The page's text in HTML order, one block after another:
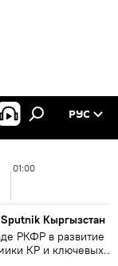
РУС
01:00
Кыргызстан
РКФР в развитие
КР и ключевых